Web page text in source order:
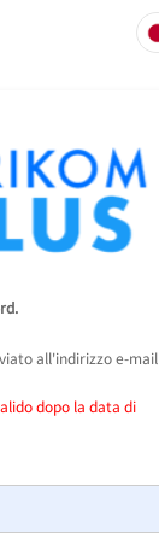
all'indirizzo e-mail
dopo la data di